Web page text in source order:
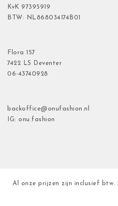
KvK 97395919
BTW: NL868034174B01
Flora 157
7422 LS Deventer
06-43740928
backoffice@onufashion.nl
IG: onu.fashion
Al onze prijzen zijn inclusief btw.